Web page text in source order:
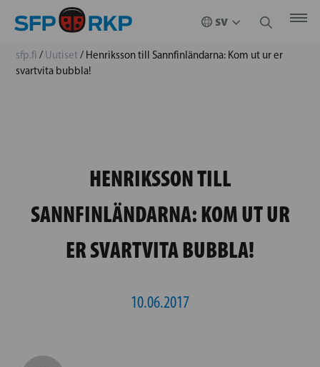
sfp.fi / Uutiset/ Henriksson till Sannfinländarna: Kom ut ur er
svartvita bubbla!
HENRIKSSON TILL
SANNFINLÄNDARNA: KOM UT UR
ER SVARTVITA BUBBLA!
10.06.2017